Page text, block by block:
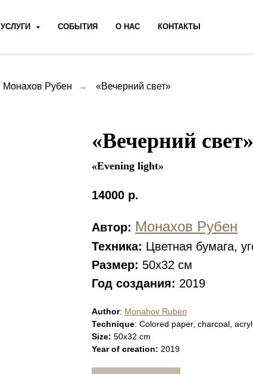
УСЛУГИ СОБЫТИЯ О НАС КОНТАКТЫ
Монахов Рубен → «Вечерний свет»
«Вечерний свет»
«Evening light»
14000 р.
Автор: Монахов Рубен
Техника: Цветная бумага,
Размер: 50x32 см
Год создания: 2019
Author: Monahov Ruben
Technique: Colored paper, charcoal,
Size: 50x32 cm
Year of creation: 2019